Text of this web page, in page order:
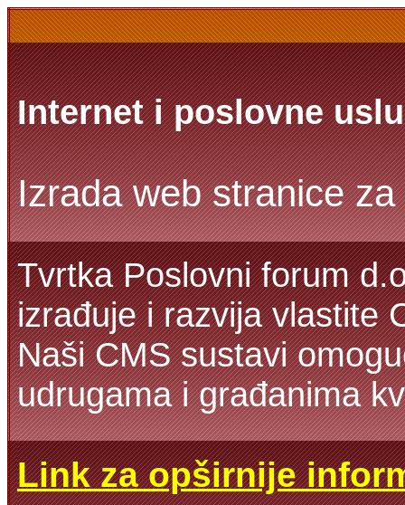
Internet i poslovne
Izrada web stranice
Tvrtka Poslovni forum
izrađuje i razvija vlastite
Naši CMS sustavi
udrugama i građanima
Link za opširnije